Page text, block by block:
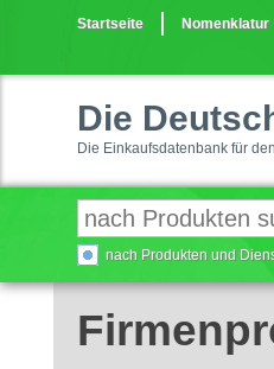
Startseite Nomenklatur
Die
Die Einkaufsdatenbank für
nach Produkten und